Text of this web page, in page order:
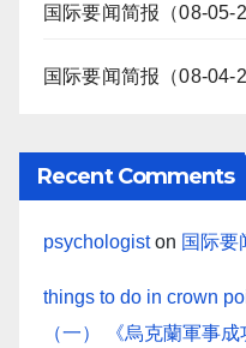
国际要闻简报（08-05-
国际要闻简报（08-04-
Recent Comments
psychologiston 国际要
things to do in crown
（一） 《烏克蘭軍事